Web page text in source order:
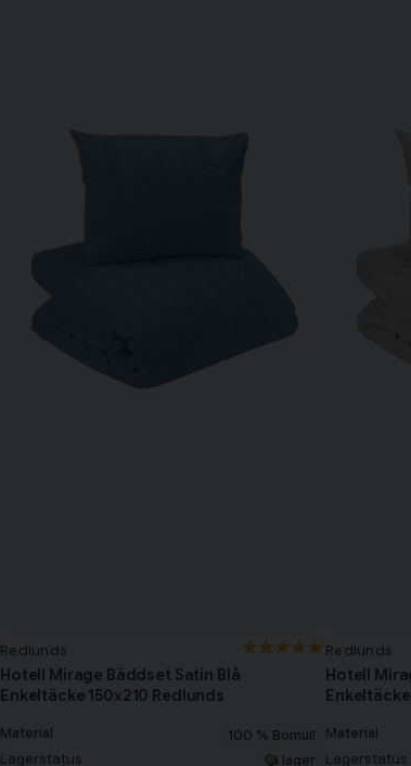
Redlunds
Hotell Mirage Bäddset Satin Blå
Enkeltäcke 150x210 Redlunds
Material 100 % Bomull
Lagerstatus I lager
Redlunds
Hotell
Material
Lagerstatus